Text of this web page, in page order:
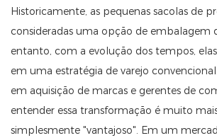
Historicamente, as pequenas sacolas de
consideradas uma opção de embalagem
entanto, com a evolução dos tempos,
em uma estratégia de varejo
em aquisição de marcas e gerentes de
entender essa transformação é muito
simplesmente "vantajoso". Em um